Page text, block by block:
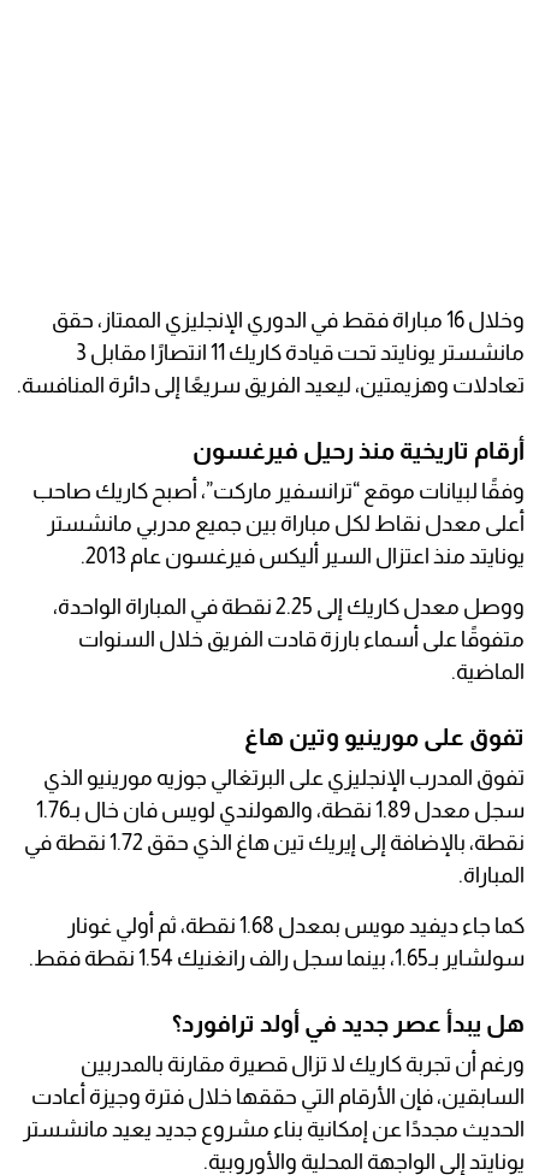
وخلال 16 مباراة فقط في الدوري الإنجليزي الممتاز، حقق
مانشستر يونايتد تحت قيادة كاريك 11 انتصارًا مقابل 3
تعادلات وهزيمتين، ليعيد الفريق سريعًا إلى دائرة المنافسة.
أرقام تاريخية منذ رحيل فيرغسون
وفقًا لبيانات موقع “ترانسفير ماركت”، أصبح كاريك صاحب
أعلى معدل نقاط لكل مباراة بين جميع مدربي مانشستر
يونايتد منذ اعتزال السير أليكس فيرغسون عام 2013.
ووصل معدل كاريك إلى 2.25 نقطة في المباراة الواحدة،
متفوقًا على أسماء بارزة قادت الفريق خلال السنوات
الماضية.
تفوق على مورينيو وتين هاغ
تفوق المدرب الإنجليزي على البرتغالي جوزيه مورينيو الذي
سجل معدل 1.89 نقطة، والهولندي لويس فان خال بـ1.76
نقطة، بالإضافة إلى إيريك تين هاغ الذي حقق 1.72 نقطة في
المباراة.
كما جاء ديفيد مويس بمعدل 1.68 نقطة، ثم أولي غونار
سولشاير بـ1.65، بينما سجل رالف رانغنيك 1.54 نقطة فقط.
هل يبدأ عصر جديد في أولد ترافورد؟
ورغم أن تجربة كاريك لا تزال قصيرة مقارنة بالمدربين
السابقين، فإن الأرقام التي حققها خلال فترة وجيزة أعادت
الحديث مجددًا عن إمكانية بناء مشروع جديد يعيد مانشستر
يونايتد إلى الواجهة المحلية والأوروبية.